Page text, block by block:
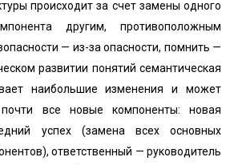
происходит за счет замены одного
другим, противоположным
— из-за опасности, помнить —
развитии понятий семантическая
наибольшие изменения и может
все новые компоненты: новая
успех (замена всех основных
ответственный — руководитель